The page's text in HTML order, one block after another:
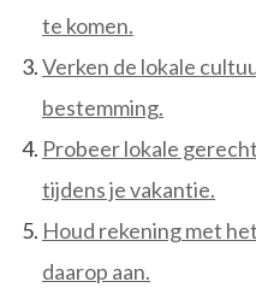
te komen.
Verken de lokale
bestemming.
Probeer lokale
tijdens je vakantie.
Houd rekening met
daarop aan.